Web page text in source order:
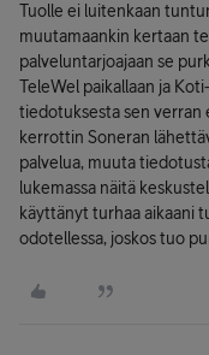
Tuolle ei luitenkaan
muutamaankin kertaan
palveluntarjoajaan se
TeleWel paikallaan ja
tiedotuksesta sen verran
kerrottin Soneran
palvelua, muuta
lukemassa näitä
käyttänyt turhaa aikaani
odotellessa, joskos tuo